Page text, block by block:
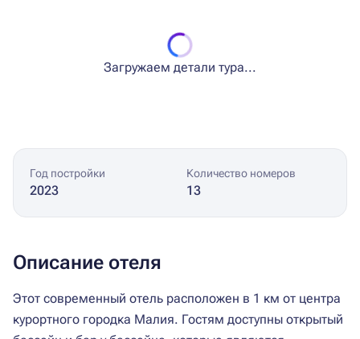
Загружаем детали тура...
Год постройки
2023
Количество номеров
13
Описание отеля
Этот современный отель расположен в 1 км от центра
курортного городка Малия. Гостям доступны открытый